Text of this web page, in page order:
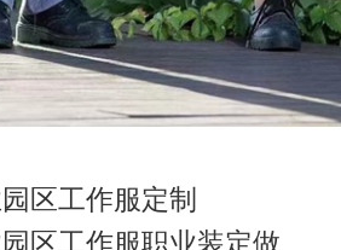
区工作服定制
区工作服职业装定做